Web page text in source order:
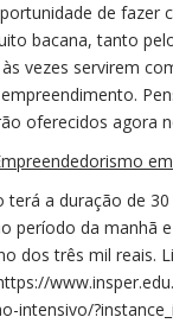
de fazer
bacana, tanto
vezes servirem
oferecidos agora
terá a duração de
período da manhã
dos três mil reais.
intensivo/